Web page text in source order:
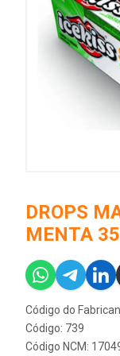
DROPS
MENTA
Código do
Código: 739
Código NCM: